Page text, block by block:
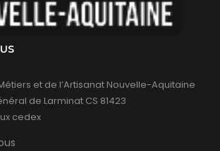
et de l’Artisanat Nouvelle-Aquitaine
de Larminat CS 81423
cedex